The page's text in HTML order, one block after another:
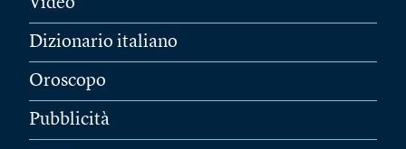
Video
Dizionario italiano
Oroscopo
Pubblicità